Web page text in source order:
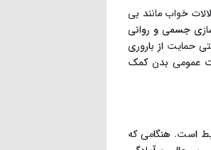
خواب مانند بی
جسمی و روانی
حمایت از باروری
عمومی بدن کمک
است. هنگامی که